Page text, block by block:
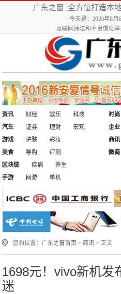
广东之窗_全方位打造本
今天是：2026年8月
互联网违法和不良信息
资讯 财经 娱乐
科技
汽车
证券 理财 宏观
时尚
企业
游戏
护肤
彩妆
美食
导购 评测
商讯
微商
区块链
疾病
养生
手游
网游 单机
您的位置： 广东之窗首页 > 商讯 > 正文
1698元！vivo新机发
迷